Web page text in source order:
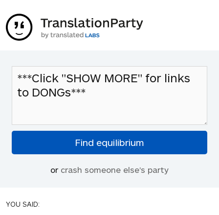
or crash someone else's party
YOU SAID: